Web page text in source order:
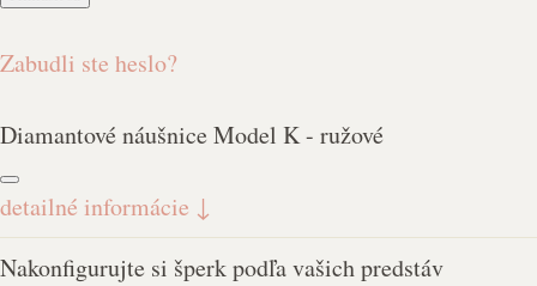
Zabudli ste heslo?
Diamantové náušnice Model K - ružové
detailné informácie ↓
Nakonfigurujte si šperkpodľa vašich predstáv